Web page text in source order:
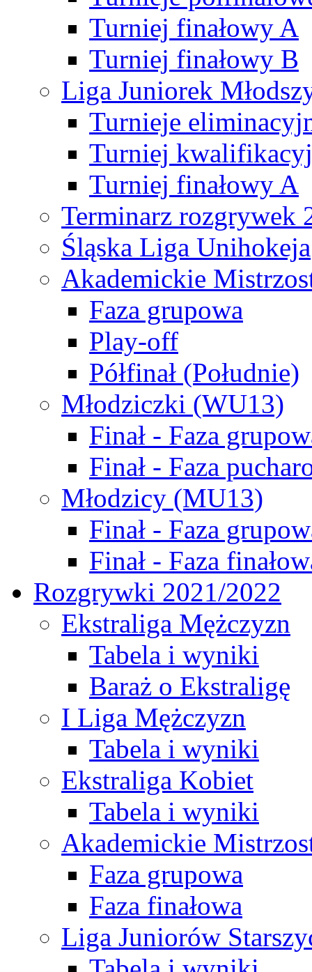
Turniej finałowy A
Turniej finałowy B
Liga Juniorek
Turnieje
Turniej
Turniej finałowy A
Terminarz rozgrywek
Śląska Liga Unihokeja
Akademickie
Faza grupowa
Play-off
Półfinał (Południe)
Młodziczki (WU13)
Finał - Faza
Finał - Faza
Młodzicy (MU13)
Finał - Faza
Finał - Faza
Rozgrywki 2021/2022
Ekstraliga Mężczyzn
Tabela i wyniki
Baraż o Ekstraligę
I Liga Mężczyzn
Tabela i wyniki
Ekstraliga Kobiet
Tabela i wyniki
Akademickie
Faza grupowa
Faza finałowa
Liga Juniorów